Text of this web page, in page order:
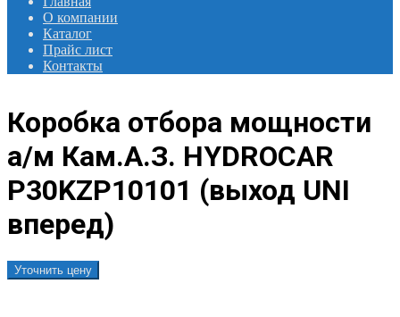
О компании
Каталог
Прайс лист
Контакты
Коробка отбора мощности
а/м Кам.А.З. HYDROCAR
P30KZP10101 (выход UNI
вперед)
Уточнить цену